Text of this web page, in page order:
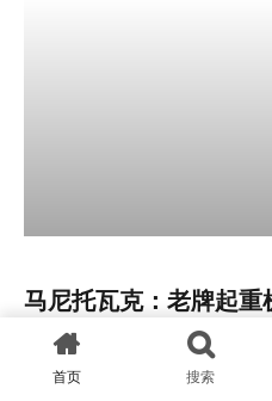
马尼托瓦克：老牌起
Manitowoc Powering
首页 搜索